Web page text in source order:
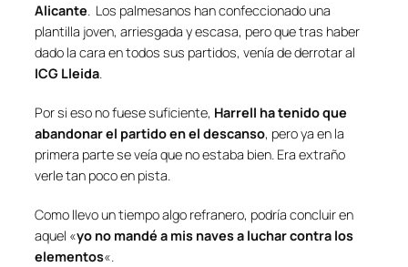
Alicante. Los palmesanos han confeccionado una
plantilla joven, arriesgada y escasa, pero que tras haber
dado la cara en todos sus partidos, venía de derrotar al
ICG Lleida.
Por si eso no fuese suficiente, Harrell ha tenido que
abandonar el partido en el descanso, pero ya en la
primera parte se veía que no estaba bien. Era extraño
verle tan poco en pista.
Como llevo un tiempo algo refranero, podría concluir en
aquel «yo no mandé a mis naves a luchar contra los
elementos«.